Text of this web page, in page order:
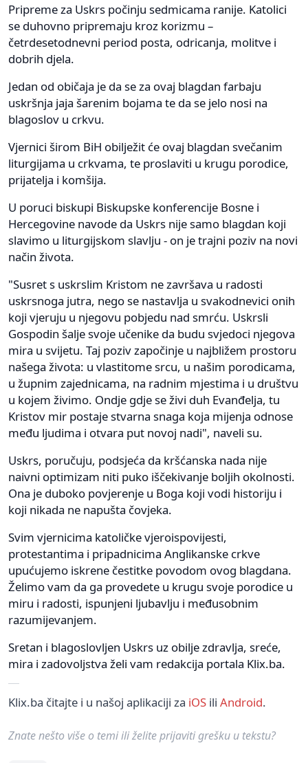
Pripreme za Uskrs počinju sedmicama ranije. Katolici
se duhovno pripremaju kroz korizmu –
četrdesetodnevni period posta, odricanja, molitve i
dobrih djela.
Jedan od običaja je da se za ovaj blagdan farbaju
uskršnja jaja šarenim bojama te da se jelo nosi na
blagoslov u crkvu.
Vjernici širom BiH obilježit će ovaj blagdan svečanim
liturgijama u crkvama, te proslaviti u krugu porodice,
prijatelja i komšija.
U poruci biskupi Biskupske konferencije Bosne i
Hercegovine navode da Uskrs nije samo blagdan koji
slavimo u liturgijskom slavlju - on je trajni poziv na novi
način života.
"Susret s uskrslim Kristom ne završava u radosti
uskrsnoga jutra, nego se nastavlja u svakodnevici onih
koji vjeruju u njegovu pobjedu nad smrću. Uskrsli
Gospodin šalje svoje učenike da budu svjedoci njegova
mira u svijetu. Taj poziv započinje u najbližem prostoru
našega života: u vlastitome srcu, u našim porodicama,
u župnim zajednicama, na radnim mjestima i u društvu
u kojem živimo. Ondje gdje se živi duh Evanđelja, tu
Kristov mir postaje stvarna snaga koja mijenja odnose
među ljudima i otvara put novoj nadi", naveli su.
Uskrs, poručuju, podsjeća da kršćanska nada nije
naivni optimizam niti puko iščekivanje boljih okolnosti.
Ona je duboko povjerenje u Boga koji vodi historiju i
koji nikada ne napušta čovjeka.
Svim vjernicima katoličke vjeroispovijesti,
protestantima i pripadnicima Anglikanske crkve
upućujemo iskrene čestitke povodom ovog blagdana.
Želimo vam da ga provedete u krugu svoje porodice u
miru i radosti, ispunjeni ljubavlju i međusobnim
razumijevanjem.
Sretan i blagoslovljen Uskrs uz obilje zdravlja, sreće,
mira i zadovoljstva želi vam redakcija portala Klix.ba.
Klix.ba čitajte i u našoj aplikaciji za iOS ili Android.
Znate nešto više o temi ili želite prijaviti grešku u tekstu?